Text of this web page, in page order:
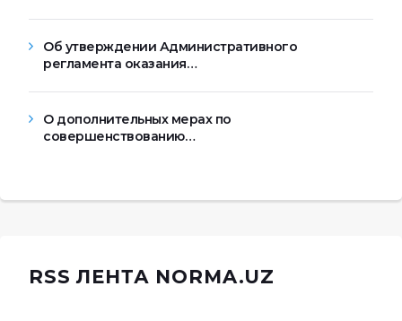
Об утверждении Административного
регламента оказания…
О дополнительных мерах по
совершенствованию…
RSS ЛЕНТА NORMA.UZ